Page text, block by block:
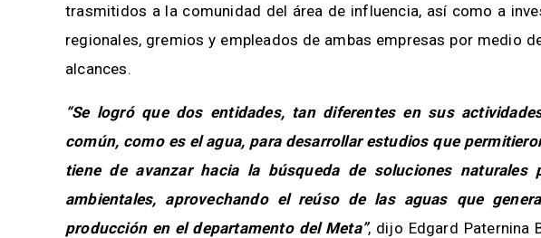
trasmitidos a la comunidad del área de influencia, así como a
regionales, gremios y empleados de ambas empresas por medio
alcances.
“Se logró que dos entidades, tan diferentes en sus
común, como es el agua, para desarrollar estudios que
tiene de avanzar hacia la búsqueda de soluciones naturales
ambientales, aprovechando el reúso de las aguas que
producción en el departamento del Meta”, dijo Edgard Paternina